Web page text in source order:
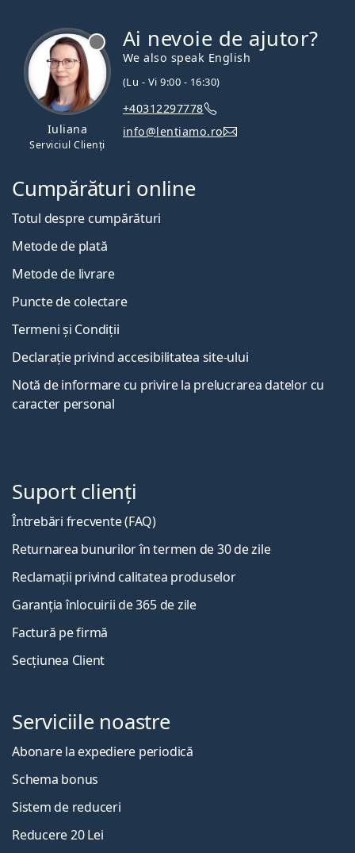
Iuliana
Serviciul Clienți
Ai nevoie de ajutor?
We also speak English
(Lu - Vi 9:00 - 16:30)
+40312297778
info@lentiamo.ro
Cumpărături online
Totul despre cumpărături
Metode de plată
Metode de livrare
Puncte de colectare
Termeni și Condiții
Declarație privind accesibilitatea site-ului
Notă de informare cu privire la prelucrarea datelor cu
caracter personal
Suport clienți
Întrebări frecvente (FAQ)
Returnarea bunurilor în termen de 30 de zile
Reclamații privind calitatea produselor
Garanția înlocuirii de 365 de zile
Factură pe firmă
Secțiunea Client
Serviciile noastre
Abonare la expediere periodică
Schema bonus
Sistem de reduceri
Reducere 20 Lei